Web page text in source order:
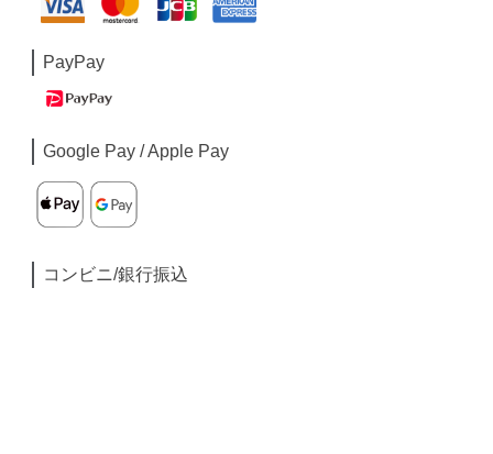
PayPay
Google Pay / Apple Pay
コンビニ/銀行振込